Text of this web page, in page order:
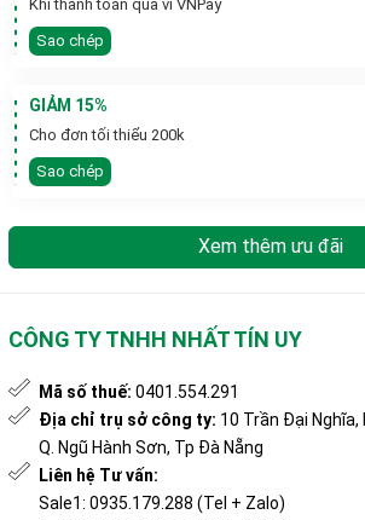
Khi thanh toán qua ví VNPay
Sao chép
GIẢM 15%
Cho đơn tối thiểu 200k
Sao chép
Xem thêm ưu đãi
CÔNG TY TNHH NHẤT TÍN UY
Mã số thuế: 0401.554.291
Địa chỉ trụ sở công ty: 10 Trần Đại Nghĩa,
Q. Ngũ Hành Sơn, Tp Đà Nẵng
Liên hệ Tư vấn:
Sale1: 0935.179.288 (Tel + Zalo)